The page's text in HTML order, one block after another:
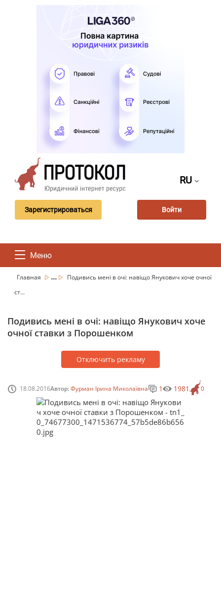
RU
Зарегистрироваться Войти
Меню
Главная ...
Подивись мені в очі: навіщо Янукович хоче очної
ст...
Подивись мені в очі: навіщо Янукович хоче
очної ставки з Порошенком
Отключить рекламу
18.08.2016Автор:Фурман Ірина Миколаївна 0
1 1981